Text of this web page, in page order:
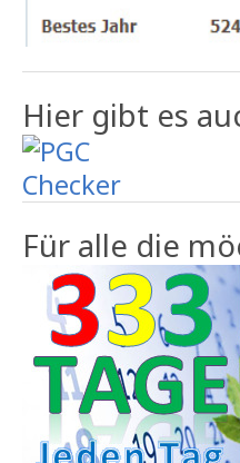
Hier gibt es
Für alle die